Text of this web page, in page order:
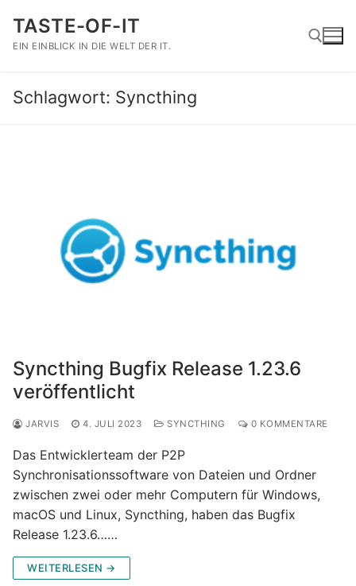
Inhalt
springen
TASTE-OF-IT
EIN EINBLICK IN DIE WELT DER IT.
Suchen nach:
Schlagwort: Syncthing
Syncthing Bugfix Release 1.23.6
veröffentlicht
JARVIS 4. JULI 2023 SYNCTHING 0 KOMMENTARE
Das Entwicklerteam der P2P
Synchronisationssoftware von Dateien und Ordner
zwischen zwei oder mehr Computern für Windows,
macOS und Linux, Syncthing, haben das Bugfix
Release 1.23.6……
WEITERLESEN →